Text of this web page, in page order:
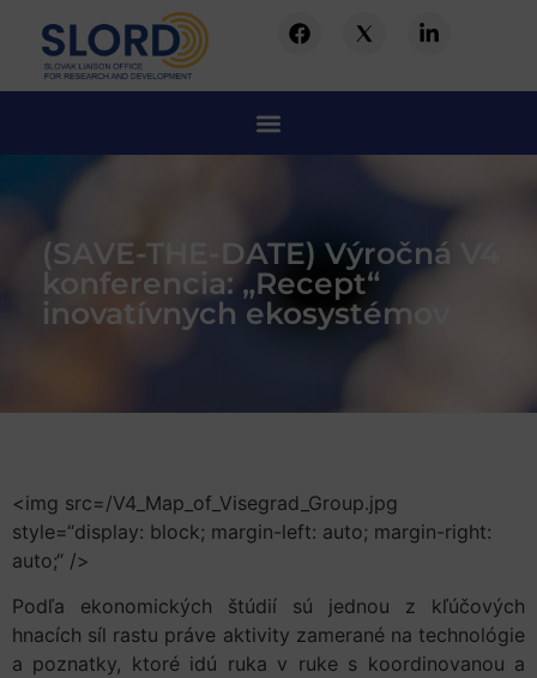
(SAVE-THE-DATE) Výročná V4
konferencia: „Recept“
inovatívnych ekosystémov
<img src=/V4_Map_of_Visegrad_Group.jpg
style=“display: block; margin-left: auto; margin-right:
auto;“ />
Podľa ekonomických štúdií sú jednou z kľúčových
hnacích síl rastu práve aktivity zamerané na technológie
a poznatky, ktoré idú ruka v ruke s koordinovanou a